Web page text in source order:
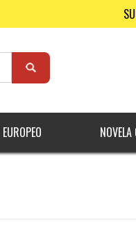
EUROPEO